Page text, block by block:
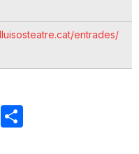
entrades/
Email